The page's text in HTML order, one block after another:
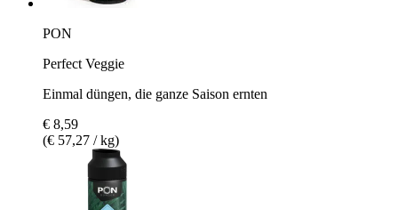
PON
Perfect Veggie
Einmal düngen, die ganze Saison ernten
€ 8,59
(€ 57,27 / kg)